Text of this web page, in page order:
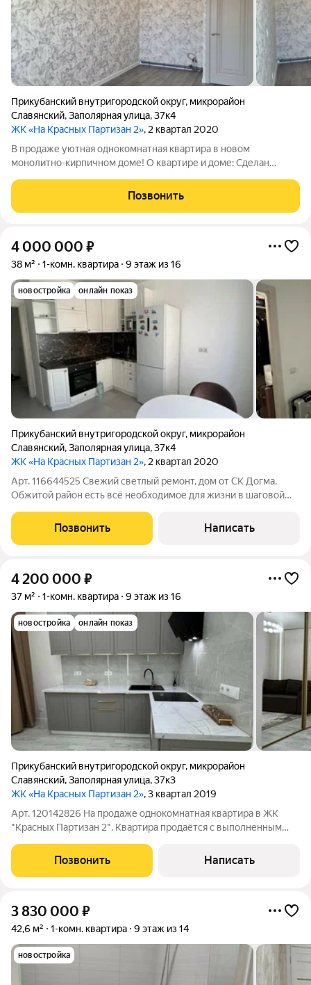
Прикубанский внутригородской округ, микрорайон
Славянский,Заполярная улица,37к4
ЖК «На Красных Партизан 2», 2 квартал 2020
В продаже уютная однокомнатная квартира в новом
монолитно-кирпичном доме! О квартире и доме: Сделан
строительные материалы, отличная шумоизоляция. Удобная
планировка - просторная кухня-гостиная 18
Позвонить
4 000 000 ₽
38 м² 1-комн. квартира 9 этаж из 16
новостройка онлайн показ
Прикубанский внутригородской округ, микрорайон
Славянский,Заполярная улица,37к4
ЖК «На Красных Партизан 2», 2 квартал 2020
Арт. 116644525 Свежий светлый ремонт, дом от СК Догма.
Обжитой район есть всё необходимое для жизни в шаговой
коммерции, фитнес залы, доступность к центру города.
Звоните !
Позвонить Написать
4 200 000 ₽
37 м² 1-комн. квартира 9 этаж из 16
новостройка онлайн показ
Прикубанский внутригородской округ, микрорайон
Славянский,Заполярная улица,37к3
ЖК «На Красных Партизан 2», 3 квартал 2019
Арт. 120142826 На продаже однокомнатная квартира в ЖК
"Красных Партизан 2". Квартира продаётся с выполненным
строится трамвайная ветка, рядом "Лента", также рядом
КубГАУ. Подробности по
Позвонить Написать
3 830 000 ₽
42,6 м² 1-комн. квартира 9 этаж из 14
новостройка